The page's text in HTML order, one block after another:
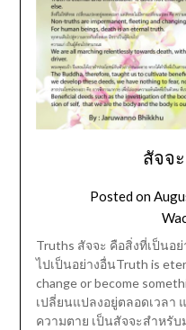
สัจจ
Posted on
Truths สัจจะ คือสิ่งที่เป็นอ
ไปเป็นอย่างอื่นTruth is
change or become
เปลี่ยนแปลงอยู่ตลอดเวลา
ความตาย เป็นสัจจะสำหรั